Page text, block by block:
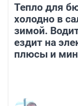
Тепло для
холодно в
зимой.
ездит на
плюсы и